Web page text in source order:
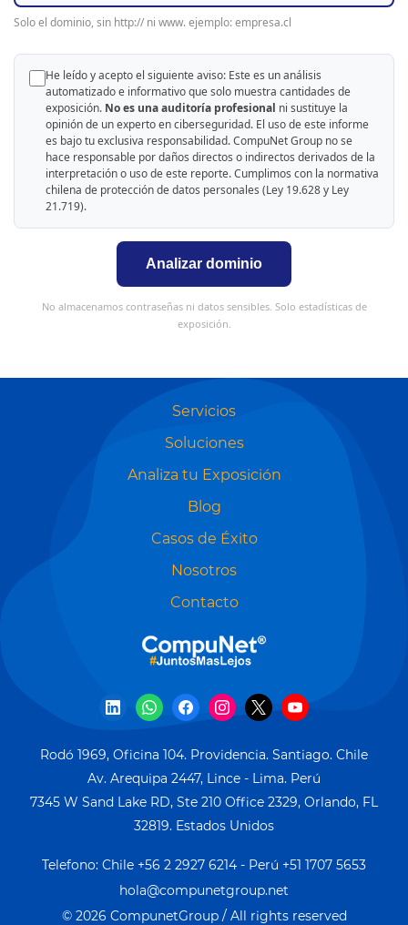
Solo el dominio, sin http:// ni www. ejemplo: empresa.cl
He leído y acepto el siguiente aviso: Este es un análisis
automatizado e informativo que solo muestra cantidades de
exposición. No es una auditoría profesional ni sustituye la
opinión de un experto en ciberseguridad. El uso de este informe
es bajo tu exclusiva responsabilidad. CompuNet Group no se
hace responsable por daños directos o indirectos derivados de la
interpretación o uso de este reporte. Cumplimos con la normativa
chilena de protección de datos personales (Ley 19.628 y Ley
21.719).
Analizar dominio
No almacenamos contraseñas ni datos sensibles. Solo estadísticas de
exposición.
Servicios
Soluciones
Analiza tu Exposición
Blog
Casos de Éxito
Nosotros
Contacto
Rodó 1969, Oficina 104. Providencia. Santiago. Chile
​Av. Arequipa 2447, Lince - Lima. Perú
7345 W Sand Lake RD, Ste 210 Office 2329, Orlando, FL
32819. Estados Unidos
Telefono: Chile +56 2 2927 6214 - Perú +51 1707 5653
hola@compunetgroup.net
© 2026 CompunetGroup / All rights reserved